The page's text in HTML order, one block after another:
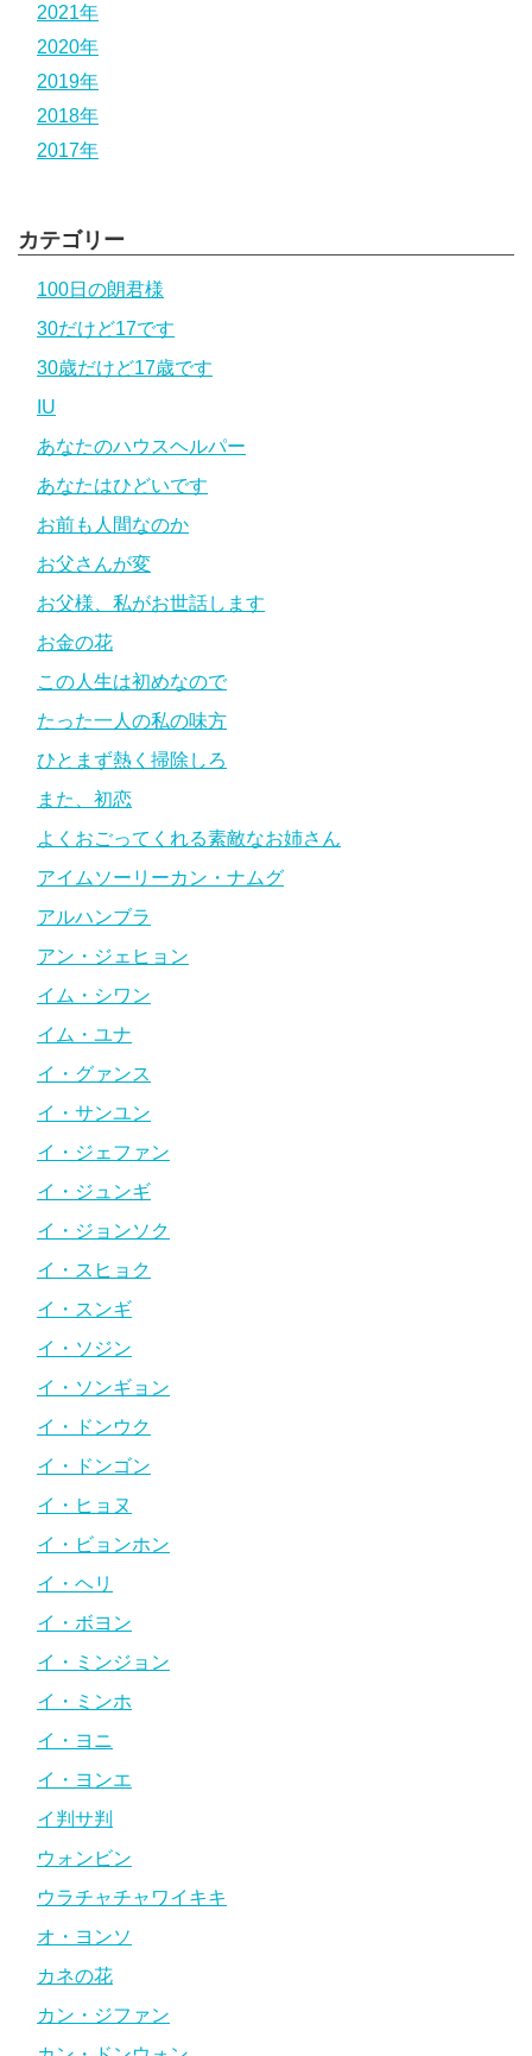
2021年
2020年
2019年
2018年
2017年
カテゴリー
100日の朗君様
30だけど17です
30歳だけど17歳です
IU
あなたのハウスヘルパー
あなたはひどいです
お前も人間なのか
お父さんが変
お父様、私がお世話します
お金の花
この人生は初めなので
たった一人の私の味方
ひとまず熱く掃除しろ
また、初恋
よくおごってくれる素敵なお姉さん
アイムソーリーカン・ナムグ
アルハンブラ
アン・ジェヒョン
イム・シワン
イム・ユナ
イ・グァンス
イ・サンユン
イ・ジェファン
イ・ジュンギ
イ・ジョンソク
イ・スヒョク
イ・スンギ
イ・ソジン
イ・ソンギョン
イ・ドンウク
イ・ドンゴン
イ・ヒョヌ
イ・ビョンホン
イ・ヘリ
イ・ボヨン
イ・ミンジョン
イ・ミンホ
イ・ヨニ
イ・ヨンエ
イ判サ判
ウォンビン
ウラチャチャワイキキ
オ・ヨンソ
カネの花
カン・ジファン